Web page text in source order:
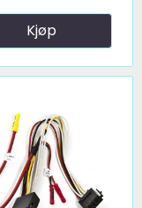
Kjøp